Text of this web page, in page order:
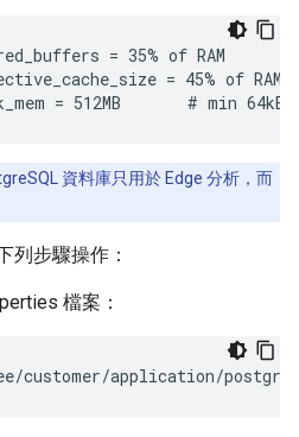
= 35% of RAM      #
= 45% of RAM
= 512MB       # min 64kB
資料庫只用於 Edge 分析，而
列步驟操作：
檔案：
customer/application/